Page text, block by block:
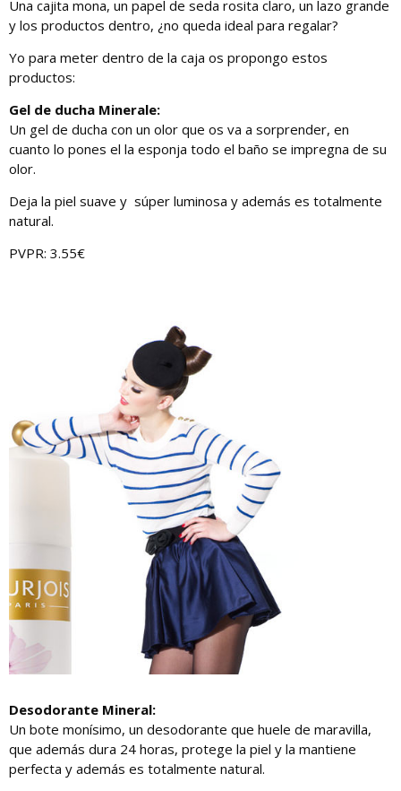
Una cajita mona, un papel de seda rosita claro, un lazo grande
y los productos dentro, ¿no queda ideal para regalar?
Yo para meter dentro de la caja os propongo estos
productos:
Gel de ducha Minerale:
Un gel de ducha con un olor que os va a sorprender, en
cuanto lo pones el la esponja todo el baño se impregna de su
olor.
Deja la piel suave y súper luminosa y además es totalmente
natural.
PVPR: 3.55€
Desodorante Mineral:
Un bote monísimo, un desodorante que huele de maravilla,
que además dura 24 horas, protege la piel y la mantiene
perfecta y además es totalmente natural.